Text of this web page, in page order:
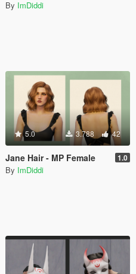
By ImDiddi
5.0 3.788 42
Jane Hair - MP Female 1.0
By ImDiddi